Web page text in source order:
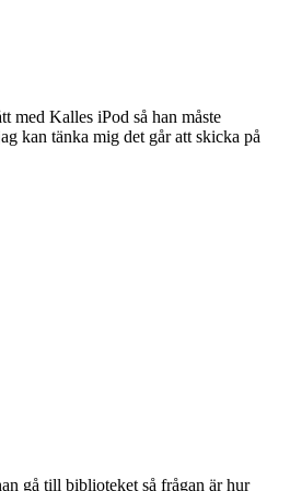
med Kalles iPod så han måste
kan tänka mig det går att skicka på
gå till biblioteket så frågan är hur